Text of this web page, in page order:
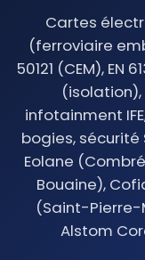
Cartes
(ferroviaire
50121 (CEM), EN
infotainment
bogies,
Eolane
Bouaine),
(Saint-Pierre-
Alstom